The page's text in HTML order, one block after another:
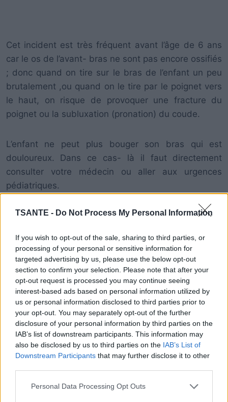
TSANTE - Do Not Process My Personal Information
If you wish to opt-out of the sale, sharing to third parties, or
processing of your personal or sensitive information for
targeted advertising by us, please use the below opt-out
section to confirm your selection. Please note that after your
opt-out request is processed you may continue seeing
interest-based ads based on personal information utilized by
us or personal information disclosed to third parties prior to
your opt-out. You may separately opt-out of the further
disclosure of your personal information by third parties on the
IAB’s list of downstream participants. This information may
also be disclosed by us to third parties on the IAB’s List of
Downstream Participants that may further disclose it to other
Personal Data Processing Opt Outs
Cet incident est très fréquent avant l’âge de 6 ans
car le os de l’avant- bras ne sont pas encore ossifiés
; donc quand on tire sur le bras de l’enfant un peu
brutalement ,ou quand on le tire par le poignet vers
le haut, on risque de provoquer une fracture du
poignet ou la subluxation (pronation) du coude.
L’enfant ne peut plus bouger son bras qui est
douloureux. Dans ce cas- là il faut directement
consulter votre médecin ou aller aux urgences
pédiatriques.